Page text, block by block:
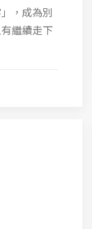
，成為別
繼續走下